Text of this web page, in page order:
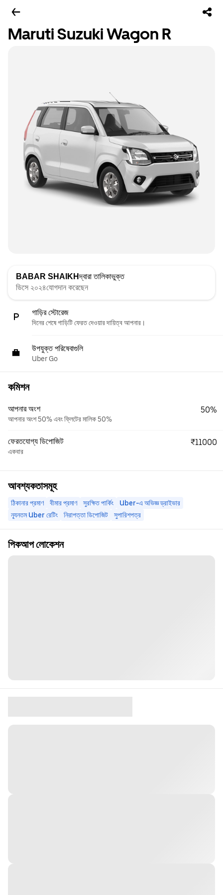
Maruti Suzuki Wagon R
BABAR SHAIKHদ্বারা তালিকাভুক্ত
ডিসে ২০২৪যোগদান করেছেন
গাড়ির স্টোরেজ
দিনের শেষে গাড়িটি ফেরত দেওয়ার দায়িত্ব আপনার।
উপযুক্ত পরিষেবাগুলি
Uber Go
কমিশন
আপনার অংশ
আপনার অংশ 50% এবং ফ্লিটের মালিক 50%
50%
ফেরতযোগ্য ডিপোজিট
একবার
₹11000
আবশ্যকতাসমূহ
ঠিকানার প্রমাণ বীমার প্রমাণ সুরক্ষিত পার্কিং
Uber-এ অভিজ্ঞ ড্রাইভার
ন্যূনতম Uber রেটিং
নিরাপত্তা ডিপোজিট সুপারিশপত্র
পিকআপ লোকেশন